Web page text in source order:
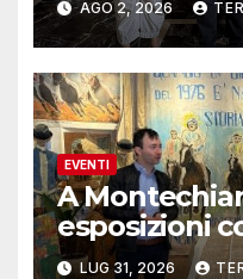
AGO 2, 2026
EVENTI
A
esposizioni
LUG 31, 2026